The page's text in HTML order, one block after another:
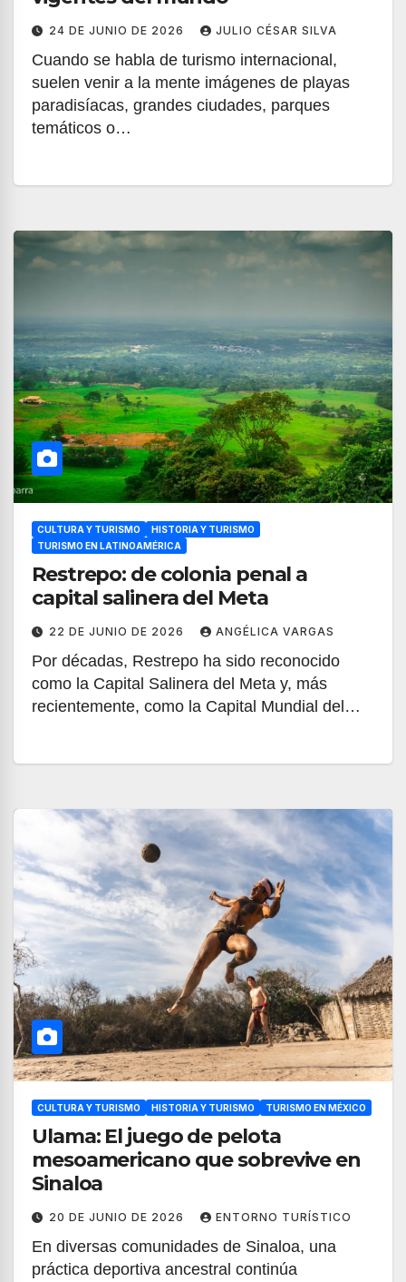
24 DE JUNIO DE 2026 JULIO CÉSAR SILVA
Cuando se habla de turismo internacional,
suelen venir a la mente imágenes de playas
paradisíacas, grandes ciudades, parques
temáticos o…
CULTURA Y TURISMO
HISTORIA Y TURISMO
TURISMO EN LATINOAMÉRICA
Restrepo: de colonia penal a
capital salinera del Meta
22 DE JUNIO DE 2026 ANGÉLICA VARGAS
Por décadas, Restrepo ha sido reconocido
como la Capital Salinera del Meta y, más
recientemente, como la Capital Mundial del…
CULTURA Y TURISMO HISTORIA Y TURISMO TURISMO EN MÉXICO
Ulama: El juego de pelota
mesoamericano que sobrevive en
Sinaloa
20 DE JUNIO DE 2026 ENTORNO TURÍSTICO
En diversas comunidades de Sinaloa, una
práctica deportiva ancestral continúa